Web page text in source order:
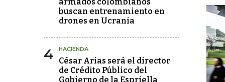
buscan entrenamiento en
drones en Ucrania
4 HACIENDA
César Arias será el director
de Crédito Público del
Gobierno de la Espriella